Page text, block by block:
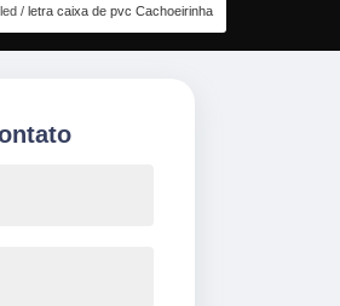
letra caixa de pvc Cachoeirinha